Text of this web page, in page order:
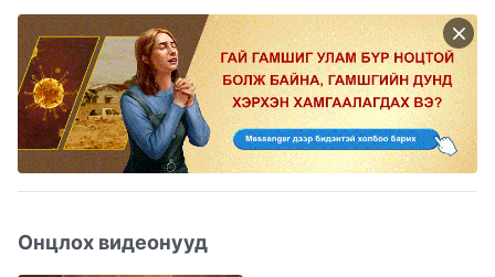
Онцлох видеонууд